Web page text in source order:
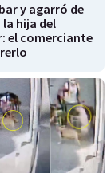
y agarró de
la hija del
el comerciante